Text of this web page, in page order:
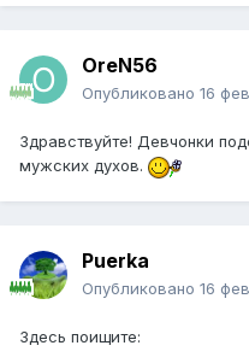
OreN56
Опубликовано 16
Здравствуйте! Девчонки
мужских духов.
Puerka
Опубликовано 16
Здесь поищите: